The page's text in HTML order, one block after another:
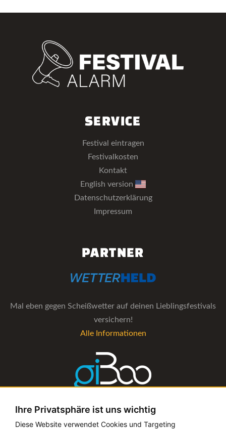
Ihre Privatsphäre ist uns wichtig
Diese Website verwendet Cookies und Targeting
SERVICE
Festival eintragen
Festivalkosten
Kontakt
English version
Datenschutzerklärung
Impressum
PARTNER
Mal eben gegen Scheißwetter auf deinen Lieblingsfestivals
versichern!
Alle Informationen
Die Verwaltungs-Software für alle Künstler- und